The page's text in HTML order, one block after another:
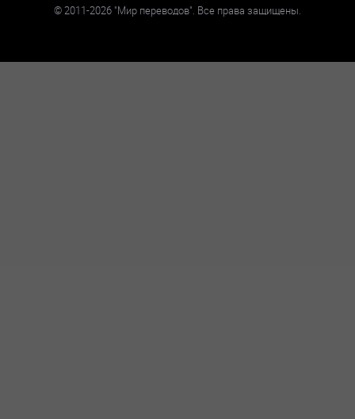
©2011-2026 "Мир переводов". Все права защищены.